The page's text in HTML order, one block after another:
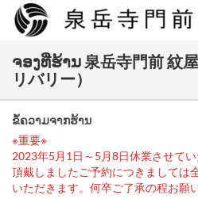
ຈອງທີ່ຮ້ານ 泉岳寺門前 紋
リバリー）
ຂໍ້ຄວາມຈາກຮ້ານ
※重要※
2023年5月1日～5月8日休業させて
頂戴しましたご予約につきましては
いただきます。何卒ご了承の程お願